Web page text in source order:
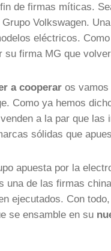
de firmas míticas.
Volkswagen.
eléctricos.
su firma MG que
a cooperar os vamos
Como ya hemos
a la par que las
sólidas que
apuesta por la
de las firmas
ejecutados. Con
se ensamble en su